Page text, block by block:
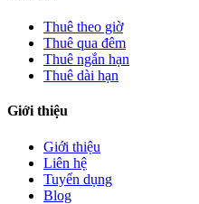
Thuê theo giờ
Thuê qua đêm
Thuê ngắn hạn
Thuê dài hạn
Giới thiệu
Giới thiệu
Liên hệ
Tuyển dụng
Blog